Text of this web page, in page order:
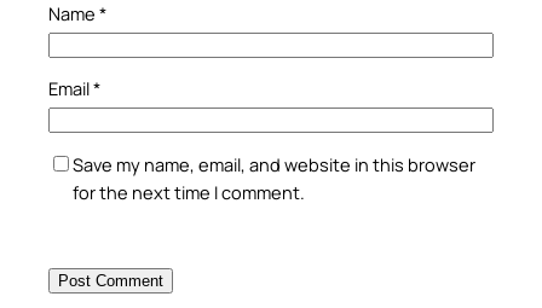
Name *
Email*
Save my name, email, and website in this browser
for the next time I comment.